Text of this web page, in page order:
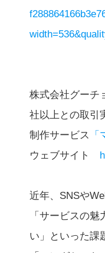
株式会社グーチ
社以上との取引
制作サービス
ウェブサイト
近年、SNSや
「サービスの
い」といった課